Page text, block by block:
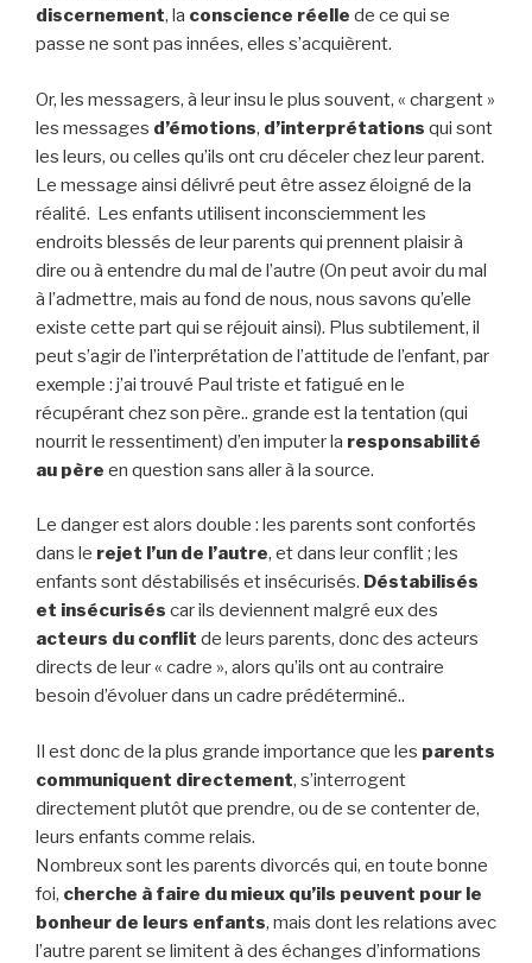
discernement, la conscience réelle de ce qui se
passe ne sont pas innées, elles s’acquièrent.
Or, les messagers, à leur insu le plus souvent, « chargent »
les messages d’émotions, d’interprétations qui sont
les leurs, ou celles qu’ils ont cru déceler chez leur parent.
Le message ainsi délivré peut être assez éloigné de la
réalité. Les enfants utilisent inconsciemment les
endroits blessés de leur parents qui prennent plaisir à
dire ou à entendre du mal de l’autre (On peut avoir du mal
à l’admettre, mais au fond de nous, nous savons qu’elle
existe cette part qui se réjouit ainsi). Plus subtilement, il
peut s’agir de l’interprétation de l’attitude de l’enfant, par
exemple : j’ai trouvé Paul triste et fatigué en le
récupérant chez son père.. grande est la tentation (qui
nourrit le ressentiment) d’en imputer la responsabilité
au père en question sans aller à la source.
Le danger est alors double : les parents sont confortés
dans le rejet l’un de l’autre, et dans leur conflit ; les
enfants sont déstabilisés et insécurisés. Déstabilisés
et insécurisés car ils deviennent malgré eux des
acteurs du conflit de leurs parents, donc des acteurs
directs de leur « cadre », alors qu’ils ont au contraire
besoin d’évoluer dans un cadre prédéterminé..
Il est donc de la plus grande importance que les parents
communiquent directement, s’interrogent
directement plutôt que prendre, ou de se contenter de,
leurs enfants comme relais.
Nombreux sont les parents divorcés qui, en toute bonne
foi, cherche à faire du mieux qu’ils peuvent pour le
bonheur de leurs enfants, mais dont les relations avec
l’autre parent se limitent à des échanges d’informations